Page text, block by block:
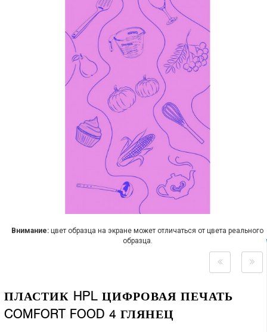
Внимание: цвет образца на экране может отличаться от цвета реального
образца.
ПЛАСТИК HPL ЦИФРОВАЯ ПЕЧАТЬ
COMFORT FOOD 4 ГЛЯНЕЦ